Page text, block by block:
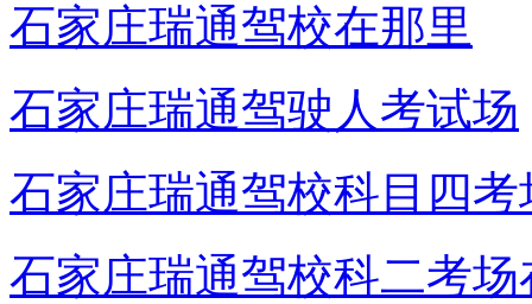
石家庄瑞通驾校在那里
石家庄瑞通驾驶人考试场
石家庄瑞通驾校科目四
石家庄瑞通驾校科二考场